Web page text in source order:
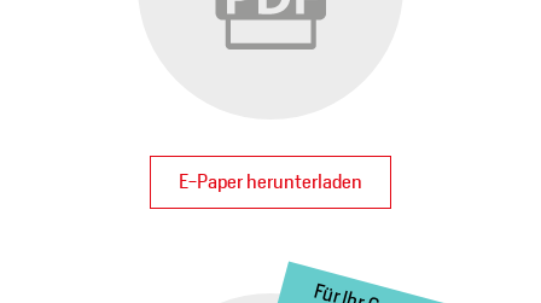
E-Paper herunterladen